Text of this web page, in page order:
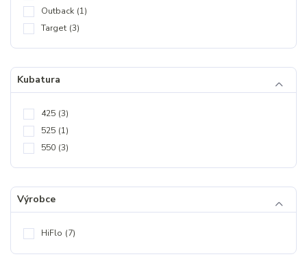
Outback (1)
Target (3)
Kubatura
425 (3)
525 (1)
550 (3)
Výrobce
HiFlo (7)